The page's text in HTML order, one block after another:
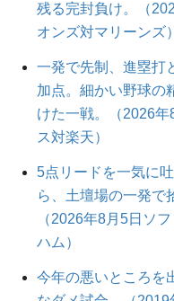
残る完封負け。（
オンズ対マリーンズ）
一発で先制、進塁打
加点。細かい野球の
けた一戦。（2026年
ス対楽天）
5点リードを一気に
ら、土壇場の一発で
（2026年8月5日ソ
ハム）
今年の悪いところを